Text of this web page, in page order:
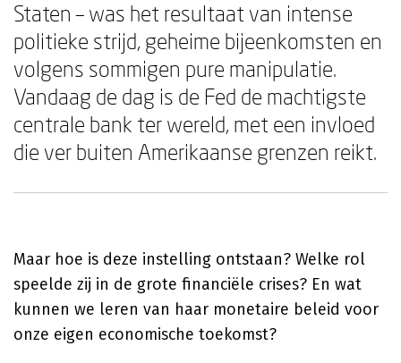
Staten – was het resultaat van intense
politieke strijd, geheime bijeenkomsten en
volgens sommigen pure manipulatie.
Vandaag de dag is de Fed de machtigste
centrale bank ter wereld, met een invloed
die ver buiten Amerikaanse grenzen reikt.
Maar hoe is deze instelling ontstaan? Welke rol
speelde zij in de grote financiële crises? En wat
kunnen we leren van haar monetaire beleid voor
onze eigen economische toekomst?